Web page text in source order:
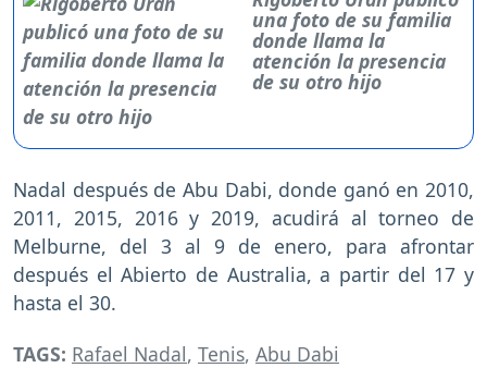
una foto de su familia
donde llama la
atención la presencia
de su otro hijo
Nadal después de Abu Dabi, donde ganó en 2010,
2011, 2015, 2016 y 2019, acudirá al torneo de
Melburne, del 3 al 9 de enero, para afrontar
después el Abierto de Australia, a partir del 17 y
hasta el 30.
TAGS: Rafael Nadal, Tenis, Abu Dabi